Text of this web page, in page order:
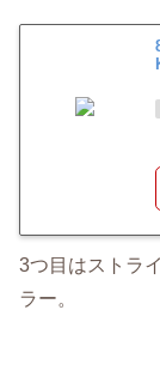
3つ目はストラ
ラー。